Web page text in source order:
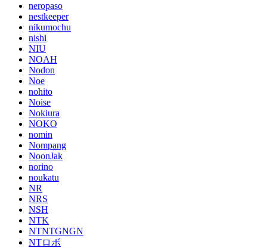
neropaso
nestkeeper
nikumochu
nishi
NIU
NOAH
Nodon
Noe
nohito
Noise
Nokiura
NOKO
nomin
Nompang
NoonJak
norino
noukatu
NR
NRS
NSH
NTK
NTNTGNGN
NTロボ